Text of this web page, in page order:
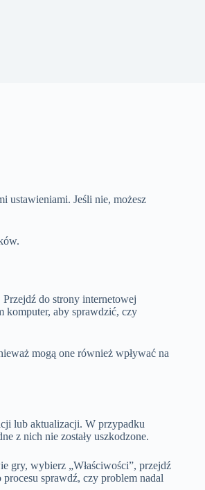
ustawieniami. Jeśli nie, możesz
do strony internetowej
komputer, aby sprawdzić, czy
mogą one również wpływać na
lub aktualizacji. W przypadku
z nich nie zostały uszkodzone.
gry, wybierz „Właściwości”, przejdź
sprawdź, czy problem nadal